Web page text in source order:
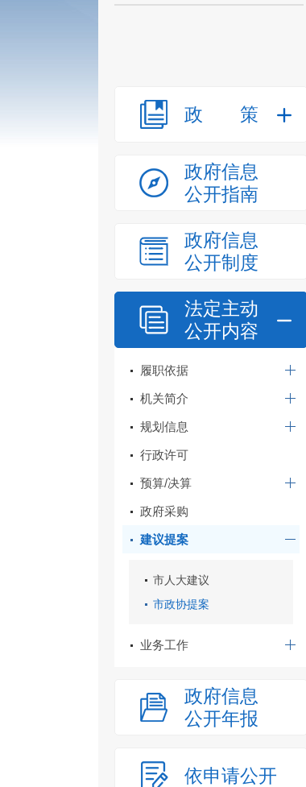
政策
政府信息
公开指南
政府信息
公开制度
法定主动
公开内容
履职依据
机关简介
规划信息
行政许可
预算/决算
政府采购
建议提案
市人大建议
市政协提案
业务工作
政府信息
公开年报
依申请公开